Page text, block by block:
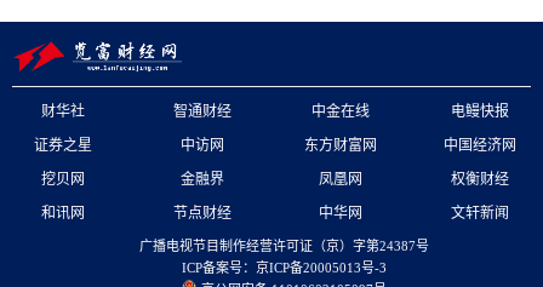
财华社 智通财经 中金在线
电鳗快报
证券之星
中访网 东方财富网
中国经济网
挖贝网
金融界 凤凰网
权衡财经
和讯网
节点财经 中华网 文轩新闻
广播电视节目制作经营许可证（京）字第24387号
ICP备案号：京ICP备20005013号-3